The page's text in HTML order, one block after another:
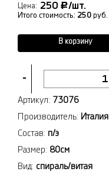
-
Цена: 250 Р/шт.
Итого стоимость: 250 руб.
В корзину
Артикул: 73076
Производитель: Италия
Состав: п/э
Размер: 80см
Вид: спираль/витая